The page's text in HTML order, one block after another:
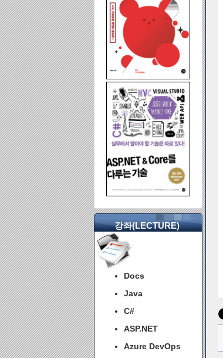
강좌(LECTURE)
Docs
Java
C#
ASP.NET
Azure DevOps